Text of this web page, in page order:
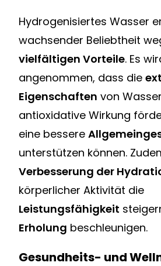
Hydrogenisiertes Wasser
wachsender Beliebtheit
vielfältigen Vorteile. Es
angenommen, dass die
Eigenschaften von
antioxidative Wirkung
eine bessere
unterstützen können.
Verbesserung der
körperlicher Aktivität die
Leistungsfähigkeit
Erholung beschleunigen.
Gesundheits- und